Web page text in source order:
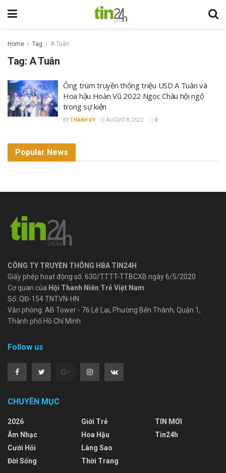
Home Tag A Tuân
Tag: A Tuân
Ông trùm truyền thông triệu USD A Tuân và
Hoa hậu Hoàn Vũ 2022 Ngọc Châu hội ngộ
trong sự kiện
BYTHÀNH VỸ AUGUST 8, 2022 0
Popular News
CÔNG TY TRUYỀN THÔNG HBA TIN24H
Giấy phép hoạt động số: 630/TTTT-TTBCXB ngày 6/5/2020
Cơ quan của Hội Thanh Niên Trẻ Việt Nam
Số: QĐ-154 TNTVN-HN
Văn phòng: AB Tower - 76 Lê Lai, Phường Bến Thành, Quận 1,
Thành phố Hồ Chí Minh
Follow us
CHUYÊN MỤC
2026
Âm Nhạc
Cưới Hỏi
Đời Sống
Giới Trẻ
Hoa Hậu
Làng Sao
Thời Trang
TIN MỚI
Tin24h